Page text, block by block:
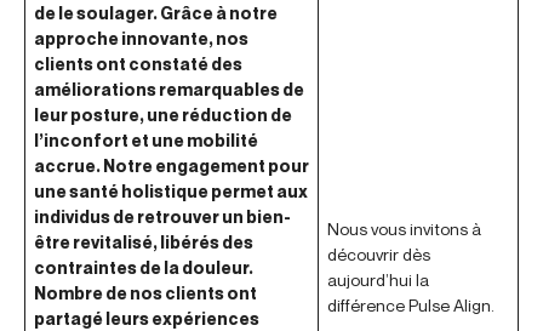
de le soulager. Grâce à notre
approche innovante, nos
clients ont constaté des
améliorations remarquables de
leur posture, une réduction de
l’inconfort et une mobilité
accrue. Notre engagement pour
une santé holistique permet aux
individus de retrouver un bien-
être revitalisé, libérés des
contraintes de la douleur.
Nombre de nos clients ont
partagé leurs expériences
Nous vous invitons à
découvrir dès
aujourd’hui la
différence Pulse Align.